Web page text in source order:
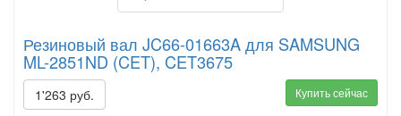
Резиновый вал JC66-01663A для SAMSUNG
ML-2851ND (CET), CET3675
1'263 руб. Купить сейчас